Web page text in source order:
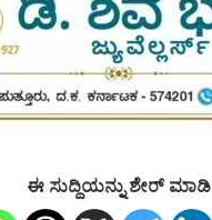
ಈ ಸುದ್ದಿಯನ್ನು ಶೇರ್ ಮಾಡಿ